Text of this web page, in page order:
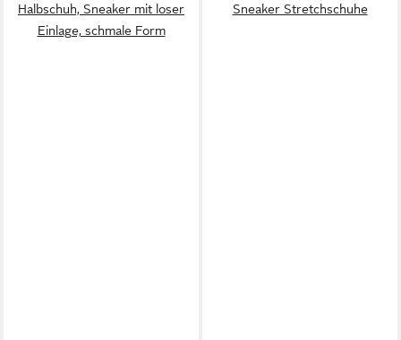
Halbschuh, Sneaker mit loser
Einlage, schmale Form
Sneaker Stretchschuhe